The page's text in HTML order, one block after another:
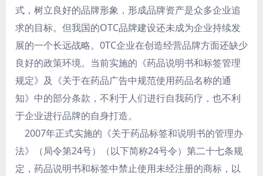
式，树立良好的品牌形象，形成品牌资产是众多企业追
求的目标。但我国的OTC品牌建设还未成为企业持续发
展的一个长远战略。0TC企业在创造经营品牌方面还缺少
良好的政策环境。当前实施的《药品说明书和标签管理
规定》及《关于在药品广告中规范使用药品名称的通
知》中的部分条款，不利于人们进行自我药疗，也不利
于企业进行品牌的自身打造。
2007年正式实施的《关于药品标签和说明书的管理办
法》（局令第24号）（以下简称24号令）第二十七条规
定，药品说明书和标签中禁止使用未经注册的商标，以